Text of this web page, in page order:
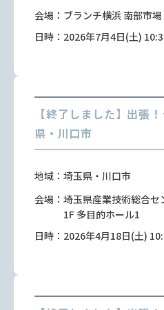
会場：ブランチ横浜 南部市場
日時：2026年7月4日(土)
【終了しました】出張
県・川口市
地域：埼玉県・川口市
会場：埼玉県産業技術総合セ
1F 多目的ホール1
日時：2026年4月18日(土)